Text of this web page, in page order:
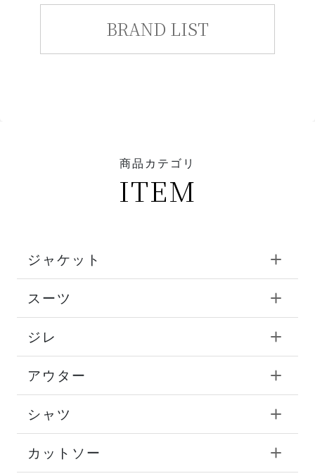
BRAND LIST
商品カテゴリ
ITEM
ジャケット
スーツ
ジレ
アウター
シャツ
カットソー